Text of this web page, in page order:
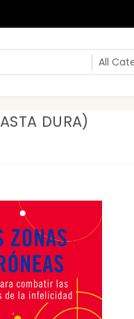
DURA)